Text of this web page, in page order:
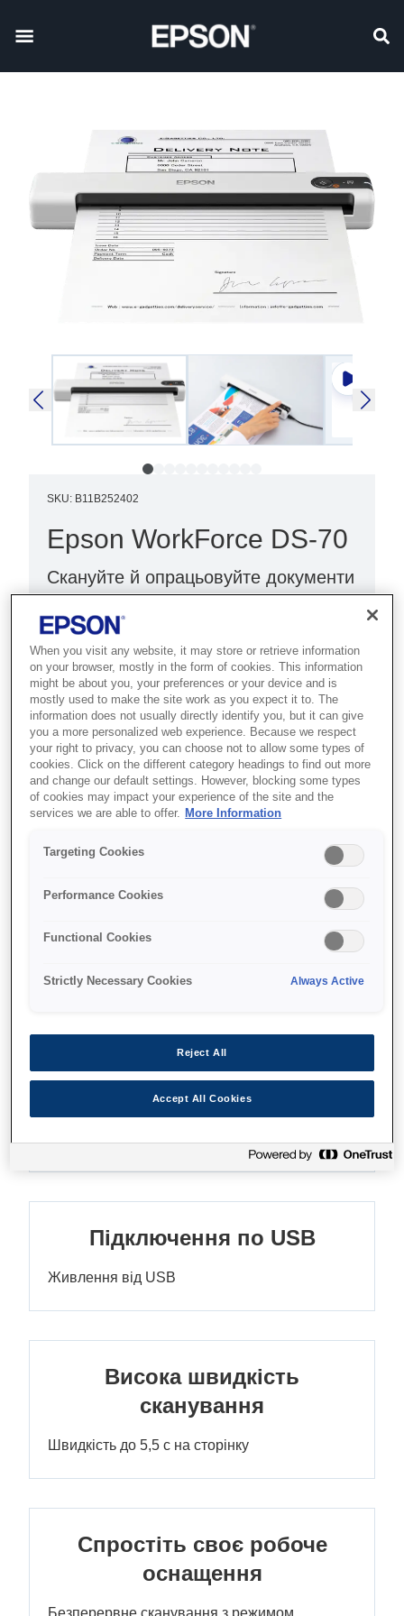
SKU: B11B252402
Epson WorkForce DS-70
Скануйте й опрацьовуйте документи
офісному середовищі разом з цим
найновішим мобільним сканером
формату A4.
Мобільний сканер
Advanced software included
Підключення по USB
Скануйте будь-де
Компактний і легкий дизайн
Підключення по USB
Живлення від USB
Висока швидкість
сканування
Швидкість до 5,5 с на сторінку
Спростіть своє робоче
оснащення
When you visit any website, it may store or retrieve information
on your browser, mostly in the form of cookies. This information
might be about you, your preferences or your device and is
mostly used to make the site work as you expect it to. The
information does not usually directly identify you, but it can give
you a more personalized web experience. Because we respect
your right to privacy, you can choose not to allow some types of
cookies. Click on the different category headings to find out more
and change our default settings. However, blocking some types
of cookies may impact your experience of the site and the
services we are able to offer. More Information
Targeting Cookies
Performance Cookies
Functional Cookies
Strictly Necessary Cookies Always Active
Reject All
Accept All Cookies